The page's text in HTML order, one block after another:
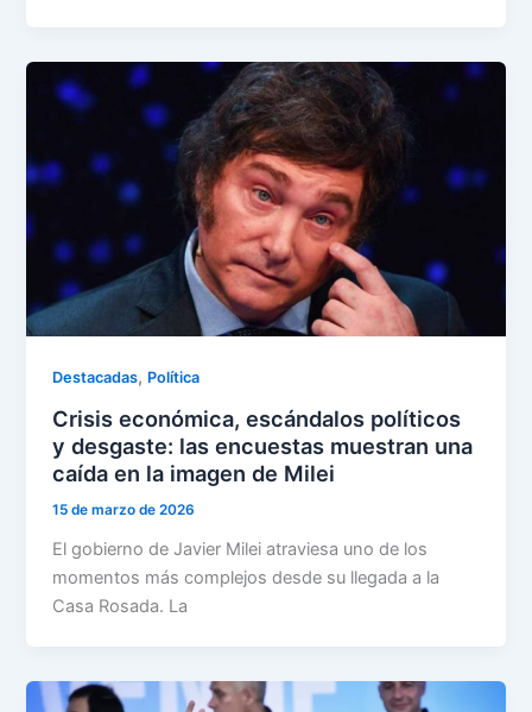
Destacadas, Política
Crisis económica, escándalos políticos
y desgaste: las encuestas muestran una
caída en la imagen de Milei
15 de marzo de 2026
El gobierno de Javier Milei atraviesa uno de los
momentos más complejos desde su llegada a la
Casa Rosada. La